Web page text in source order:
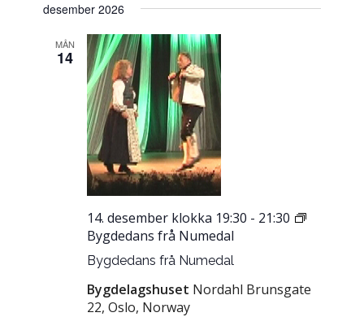
desember 2026
MÅN
14
Bygdedans frå Numedal
14. desember klokka 19:30 - 21:30
Bygdedans frå Numedal
Bygdelagshuset Nordahl Brunsgate
22, Oslo, Norway